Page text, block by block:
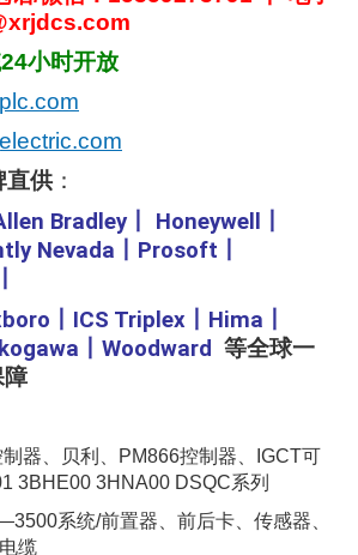
小时开放
直供 ：
Bradley Honeywell
Nevada Prosoft
ICS Triplex Hima
Woodward 等全球一
障
器、贝利、PM866控制器、IGCT可
3BHE00 3HNA00 DSQC系列
系统/前置器、前后卡、传感器、
缆